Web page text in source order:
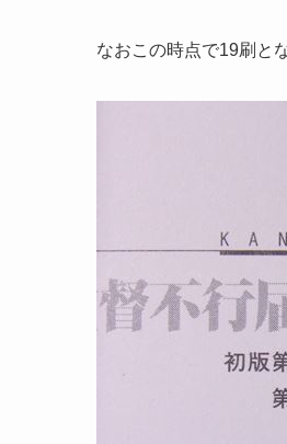
なおこの時点で19刷と